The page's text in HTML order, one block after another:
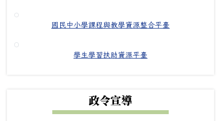
國民中小學課程與教學資源整合平臺
學生學習扶助資源平臺
政令宣導